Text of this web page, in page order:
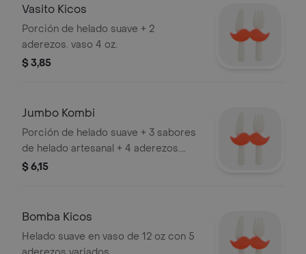
Vasito Kicos
Porción de helado suave + 2
aderezos. vaso 4 oz.
$ 3,85
Jumbo Kombi
Porción de helado suave + 3 sabores
de helado artesanal + 4 aderezos.
vaso 12 oz.
$ 6,15
Bomba Kicos
Helado suave en vaso de 12 oz con 5